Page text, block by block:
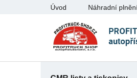
Úvod Náhradní